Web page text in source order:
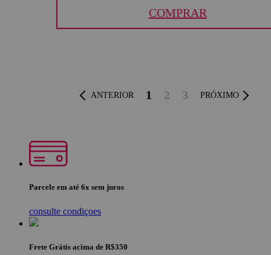
COMPRAR
ANTERIOR 1 2 3 PRÓXIMO
Parcele em até 6x sem juros
consulte condiçoes
Frete Grátis acima de R$350